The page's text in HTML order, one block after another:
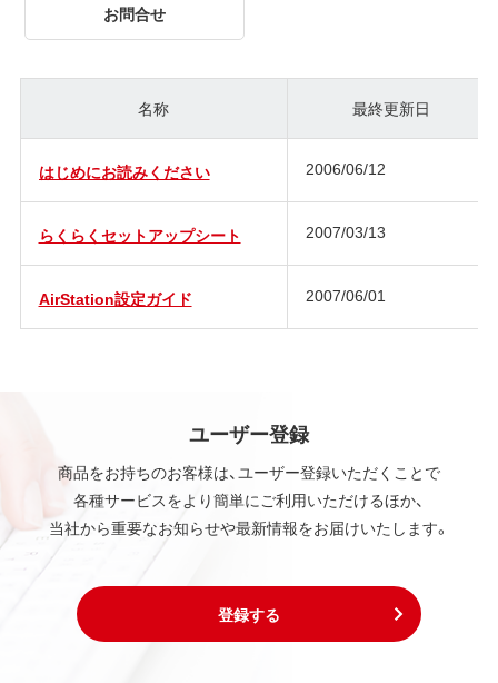
お問合せ
名称 最終更新日
はじめにお読みください 2006/06/12
らくらくセットアップシート 2007/03/13
AirStation設定ガイド 2007/06/01
ユーザー登録
商品をお持ちのお客様は、ユーザー登録いただくことで
各種サービスをより簡単にご利用いただけるほか、
当社から重要なお知らせや最新情報をお届けいたします。
登録する